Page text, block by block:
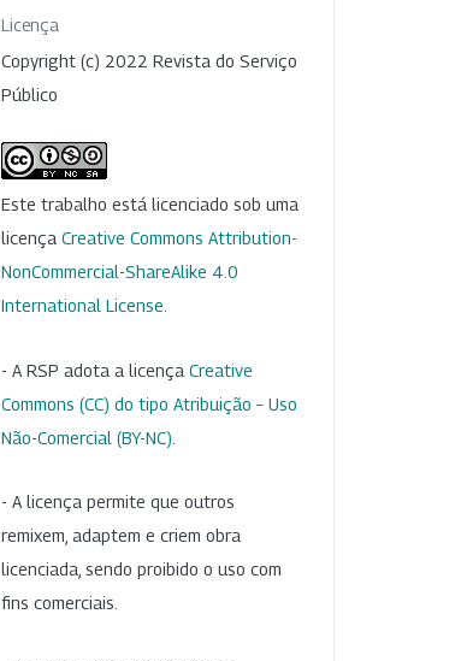
Licença
Copyright (c) 2022 Revista do Serviço
Público
Este trabalho está licenciado sob uma
licença Creative Commons Attribution-
NonCommercial-ShareAlike 4.0
International License
- A RSP adota a licença Creative
Commons (CC) do tipo Atribuição – Uso
Não-Comercial (BY-NC)
- A licença permite que outros
remixem, adaptem e criem obra
licenciada, sendo proibido o uso com
fins comerciais.